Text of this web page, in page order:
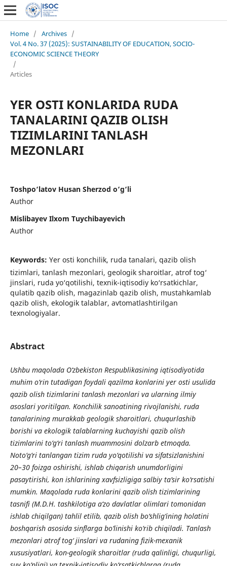
Home / Archives /
Vol. 4 No. 37 (2025): SUSTAINABILITY OF EDUCATION, SOCIO-
ECONOMIC SCIENCE THEORY
/
Articles
YER OSTI KONLARIDA RUDA
TANALARINI QAZIB OLISH
TIZIMLARINI TANLASH
MEZONLARI
Toshpo‘latov Husan Sherzod o‘g‘li
Author
Mislibayev Ilxom Tuychibayevich
Author
Keywords: Yer osti konchilik, ruda tanalari, qazib olish
tizimlari, tanlash mezonlari, geologik sharoitlar, atrof tog‘
jinslari, ruda yo‘qotilishi, texnik-iqtisodiy ko‘rsatkichlar,
qulatib qazib olish, magazinlab qazib olish, mustahkamlab
qazib olish, ekologik talablar, avtomatlashtirilgan
texnologiyalar.
Abstract
Ushbu maqolada O‘zbekiston Respublikasining iqtisodiyotida
muhim o‘rin tutadigan foydali qazilma konlarini yer osti usulida
qazib olish tizimlarini tanlash mezonlari va ularning ilmiy
asoslari yoritilgan. Konchilik sanoatining rivojlanishi, ruda
tanalarining murakkab geologik sharoitlari, chuqurlashib
borishi va ekologik talablarning kuchayishi qazib olish
tizimlarini to‘g‘ri tanlash muammosini dolzarb etmoqda.
Noto‘g‘ri tanlangan tizim ruda yo‘qotilishi va sifatsizlanishini
20–30 foizga oshirishi, ishlab chiqarish unumdorligini
pasaytirishi, kon ishlarining xavfsizligiga salbiy ta’sir ko‘rsatishi
mumkin. Maqolada ruda konlarini qazib olish tizimlarining
tasnifi (M.D.H. tashkilotiga a‘zo davlatlar olimlari tomonidan
ishlab chiqilgan) tahlil etilib, qazib olish bo‘shlig‘ining holatini
boshqarish asosida sinflarga bo‘linishi ko‘rib chiqiladi. Tanlash
mezonlari atrof tog‘ jinslari va rudaning fizik-mexanik
xususiyatlari, kon-geologik sharoitlar (ruda qalinligi, chuqurligi,